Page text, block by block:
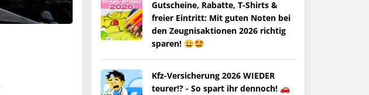
Gutscheine, Rabatte, T-Shirts &
freier Eintritt: Mit guten Noten bei
den Zeugnisaktionen 2026 richtig
sparen! 😀🤩
Kfz-Versicherung 2026 WIEDER
teurer!? - So spart ihr dennoch! 🚗